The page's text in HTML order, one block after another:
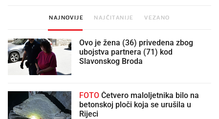
NAJNOVIJE NAJČITANIJE VEZANO
Ovo je žena (36) privedena zbog
ubojstva partnera (71) kod
Slavonskog Broda
FOTO
betonskoj ploči koja se urušila u
Rijeci